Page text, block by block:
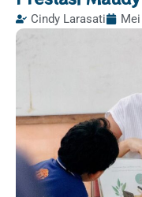
Cindy Larasati